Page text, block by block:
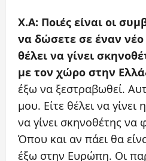
X.A: Ποιές είναι οι
να δώσετε σε έναν
θέλει να γίνει
με τον χώρο στην
έξω να ξεστραβωθεί.
μου. Είτε θέλει να γίνει
να γίνει σκηνοθέτης να
Όπου και αν πάει θα
έξω στην Ευρώπη. Οι